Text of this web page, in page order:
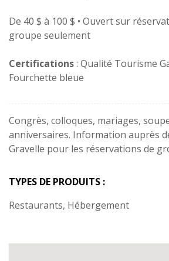
De 40 $ à 100 $ • Ouvert sur
groupe seulement
Certifications: Qualité Tourisme
Fourchette bleue
Congrès, colloques, mariages,
anniversaires. Information auprès
Gravelle pour les réservations de
TYPES DE PRODUITS :
Restaurants, Hébergement